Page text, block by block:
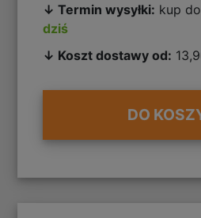
↓ Termin wysyłki: kup
dziś
↓ Koszt dostawy od:
DO